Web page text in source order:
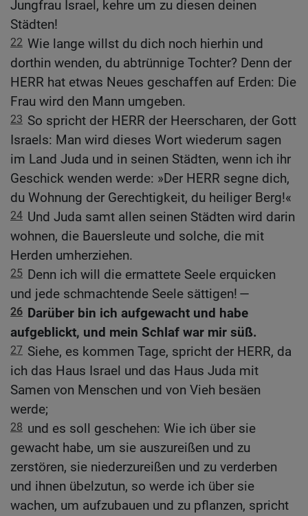
Jungfrau Israel, kehre um zu diesen deinen
Städten!
22 Wie lange willst du dich noch hierhin und
dorthin wenden, du abtrünnige Tochter? Denn der
HERR hat etwas Neues geschaffen auf Erden: Die
Frau wird den Mann umgeben.
23 So spricht der HERR der Heerscharen, der Gott
Israels: Man wird dieses Wort wiederum sagen
im Land Juda und in seinen Städten, wenn ich ihr
Geschick wenden werde: »Der HERR segne dich,
du Wohnung der Gerechtigkeit, du heiliger Berg!«
24 Und Juda samt allen seinen Städten wird darin
wohnen, die Bauersleute und solche, die mit
Herden umherziehen.
25 Denn ich will die ermattete Seele erquicken
und jede schmachtende Seele sättigen! —
26 Darüber bin ich aufgewacht und habe
aufgeblickt, und mein Schlaf war mir süß.
27 Siehe, es kommen Tage, spricht der HERR, da
ich das Haus Israel und das Haus Juda mit
Samen von Menschen und von Vieh besäen
werde;
28 und es soll geschehen: Wie ich über sie
gewacht habe, um sie auszureißen und zu
zerstören, sie niederzureißen und zu verderben
und ihnen übelzutun, so werde ich über sie
wachen, um aufzubauen und zu pflanzen, spricht